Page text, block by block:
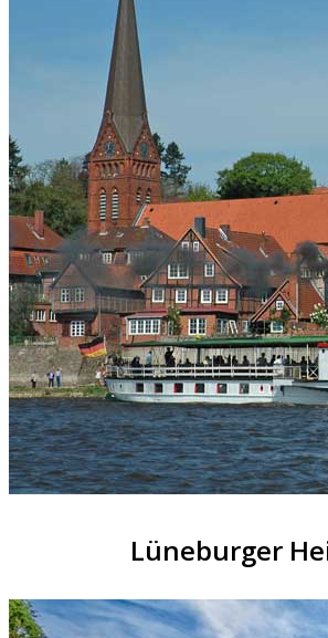
Lüneburger